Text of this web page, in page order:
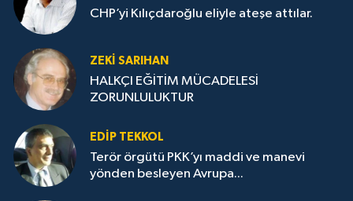
CHP’yi Kılıçdaroğlu eliyle ateşe attılar.
ZEKI SARIHAN
HALKÇI EĞİTİM MÜCADELESİ
ZORUNLULUKTUR
EDIP TEKKOL
Terör örgütü PKK’yı maddi ve manevi
yönden besleyen Avrupa...